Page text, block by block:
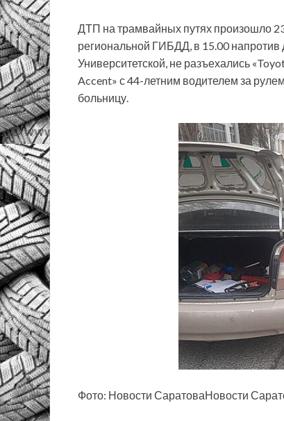
ДТП на трамвайных путях произошло
региональной ГИБДД, в 15.00
Университетской, не разъехались
Accent» с 44-летним водителем за
больницу.
Фото: Новости СаратоваНовости